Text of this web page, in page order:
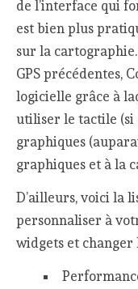
de l’interface qui
est bien plus
sur la
GPS précédentes,
logicielle grâce à
utiliser le tactile (si
graphiques
graphiques et à la
D’ailleurs, voici la
personnaliser à
widgets et changer